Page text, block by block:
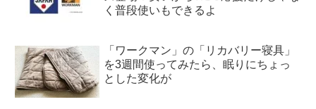
く普段使いもできるよ
「ワークマン」の「リカバリー寝具」
を3週間使ってみたら、眠りにちょっ
とした変化が